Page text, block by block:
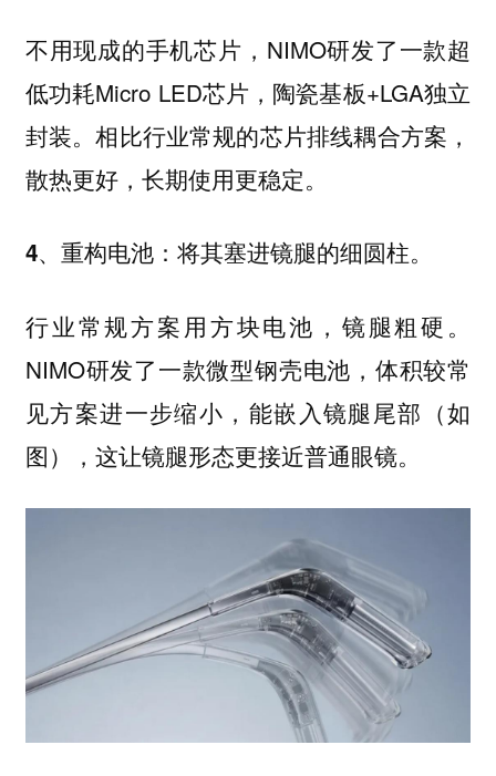
不用现成的手机芯片，NIMO研发了一款超
低功耗Micro LED芯片，陶瓷基板+LGA独立
封装。相比行业常规的芯片排线耦合方案，
散热更好，长期使用更稳定。
4、重构电池：将其塞进镜腿的细圆柱。
行业常规方案用方块电池，镜腿粗硬。
NIMO研发了一款微型钢壳电池，体积较常
见方案进一步缩小，能嵌入镜腿尾部（如
图），这让镜腿形态更接近普通眼镜。